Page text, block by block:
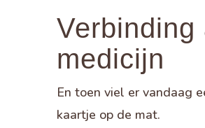
Verbinding
medicijn
En toen viel er vandaag
kaartje op de mat.